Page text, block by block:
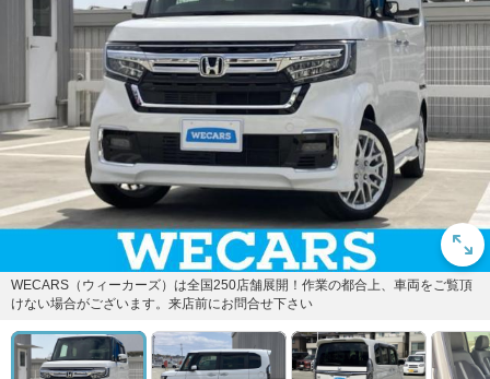
WECARS（ウィーカーズ）は全国250店舗展開！作業の都合上、車両をご覧頂
けない場合がございます。来店前にお問合せ下さい